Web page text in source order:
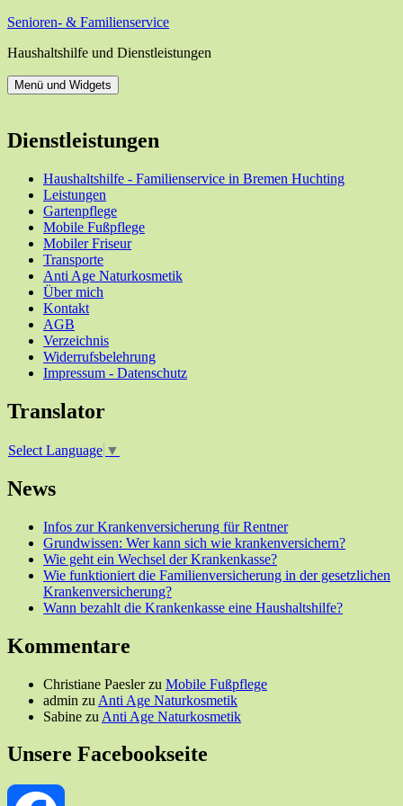
Zum
springen
Senioren- & Familienservice
Haushaltshilfe und Dienstleistungen
Menü und Widgets
Dienstleistungen
Haushaltshilfe - Familienservice in Bremen Huchting
Leistungen
Gartenpflege
Mobile Fußpflege
Mobiler Friseur
Transporte
Anti Age Naturkosmetik
Über mich
Kontakt
AGB
Verzeichnis
Widerrufsbelehrung
Impressum - Datenschutz
Translator
Select Language ▼
News
Infos zur Krankenversicherung für Rentner
Grundwissen: Wer kann sich wie krankenversichern?
Wie geht ein Wechsel der Krankenkasse?
Wie funktioniert die Familienversicherung in der gesetzlichen
Krankenversicherung?
Wann bezahlt die Krankenkasse eine Haushaltshilfe?
Kommentare
Christiane Paeslerzu Mobile Fußpflege
admin zu Anti Age Naturkosmetik
Sabine zu Anti Age Naturkosmetik
Unsere Facebookseite